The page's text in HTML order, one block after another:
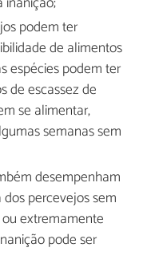
podem ter
de alimentos
espécies podem ter
de escassez de
se alimentar,
semanas sem
desempenham
percevejos sem
extremamente
pode ser